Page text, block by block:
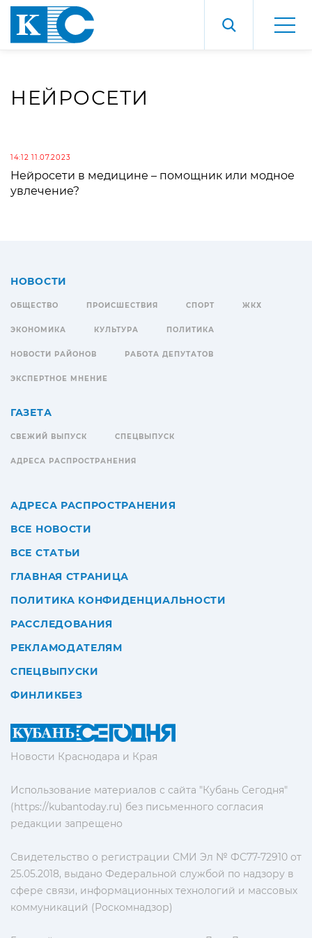
НЕЙРОСЕТИ
14:12 11.07.2023
Нейросети в медицине – помощник или модное
увлечение?
Новости Краснодара и Края
Использование материалов с сайта "Кубань Сегодня"
(https://kubantoday.ru) без письменного согласия
редакции запрещено
Свидетельство о регистрации СМИ Эл № ФС77-72910 от
25.05.2018, выдано Федеральной службой по надзору в
сфере связи, информационных технологий и массовых
коммуникаций (Роскомнадзор)
НОВОСТИ
ОБЩЕСТВО ПРОИСШЕСТВИЯ СПОРТ ЖКХ
ЭКОНОМИКА КУЛЬТУРА ПОЛИТИКА
НОВОСТИ РАЙОНОВ РАБОТА ДЕПУТАТОВ
ЭКСПЕРТНОЕ МНЕНИЕ
ГАЗЕТА
СВЕЖИЙ ВЫПУСК СПЕЦВЫПУСК
АДРЕСА РАСПРОСТРАНЕНИЯ
АДРЕСА РАСПРОСТРАНЕНИЯ
ВСЕ НОВОСТИ
ВСЕ СТАТЬИ
ГЛАВНАЯ СТРАНИЦА
ПОЛИТИКА КОНФИДЕНЦИАЛЬНОСТИ
РАССЛЕДОВАНИЯ
РЕКЛАМОДАТЕЛЯМ
СПЕЦВЫПУСКИ
ФИНЛИКБЕЗ